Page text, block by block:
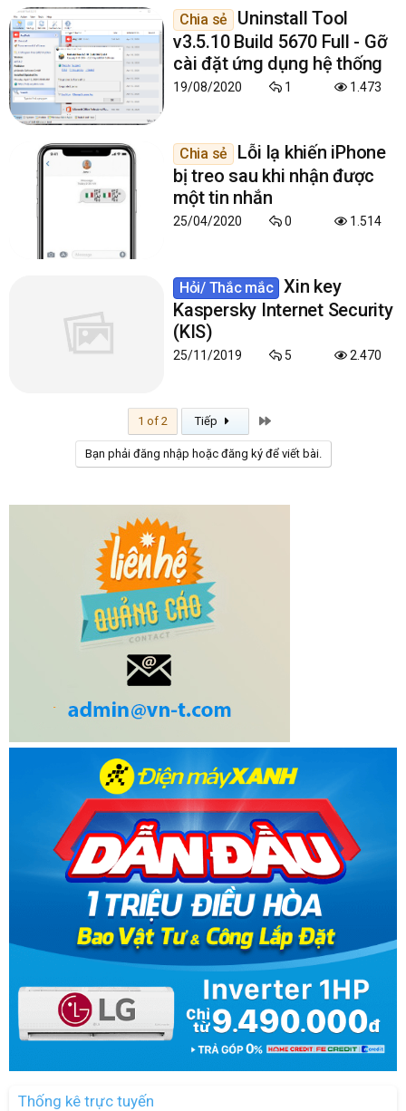
Chia sẻ
Uninstall Tool
v3.5.10 Build 5670 Full - Gỡ
cài đặt ứng dụng hệ thống
19/08/2020 1 1.473
Chia sẻ
Lỗi lạ khiến iPhone
bị treo sau khi nhận được
một tin nhắn
25/04/2020 0 1.514
Hỏi/ Thắc mắc Xin key
Kaspersky Internet Security
(KIS)
25/11/2019 5 2.470
1 of 2 Tiếp
Bạn phải đăng nhập hoặc đăng ký để viết bài.
Thống kê trực tuyến